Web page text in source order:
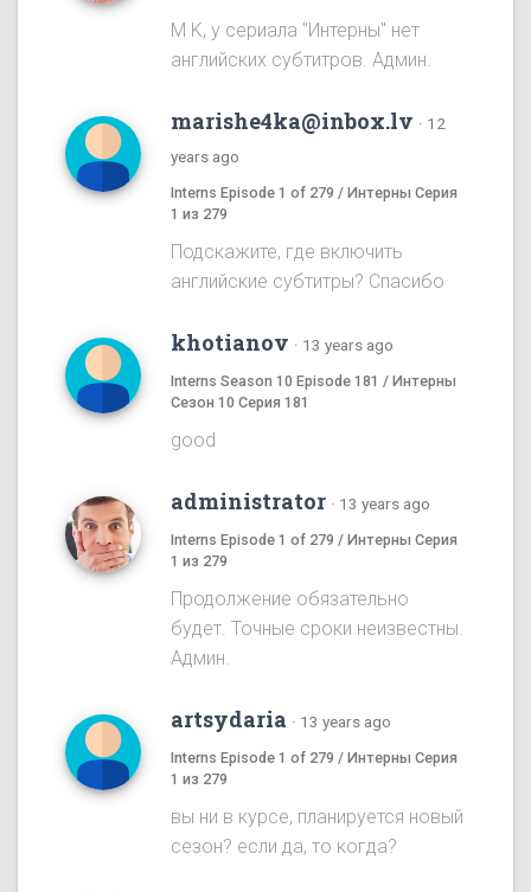
M K, у сериала "Интерны" нет
английских субтитров. Админ.
marishe4ka@inbox.lv · 12
years ago
Interns Episode 1 of 279 / Интерны Серия
1 из 279
Подскажите, где включить
английские субтитры? Спасибо
khotianov · 13 years ago
Interns Season 10 Episode 181 / Интерны
Сезон 10 Серия 181
good
administrator · 13 years ago
Interns Episode 1 of 279 / Интерны Серия
1 из 279
Продолжение обязательно
будет. Точные сроки неизвестны.
Админ.
artsydaria · 13 years ago
Interns Episode 1 of 279 / Интерны Серия
1 из 279
вы ни в курсе, планируется новый
сезон? если да, то когда?